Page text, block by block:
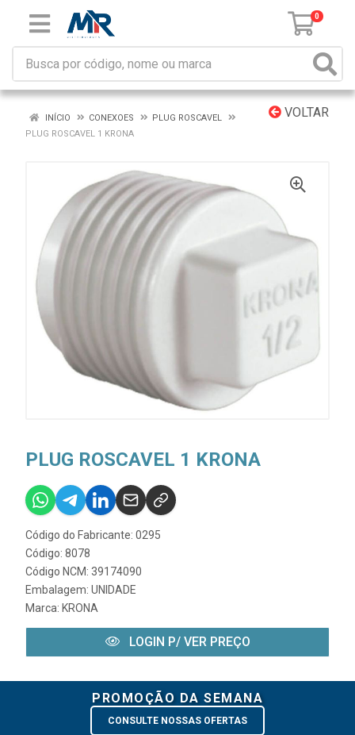
0
VOLTAR
INÍCIO CONEXOES
PLUG ROSCAVEL
PLUG ROSCAVEL 1 KRONA
PLUG ROSCAVEL 1 KRONA
Código do Fabricante: 0295
Código: 8078
Código NCM: 39174090
Embalagem: UNIDADE
Marca: KRONA
LOGIN P/ VER PREÇO
PROMOÇÃO DA SEMANA
CONSULTE NOSSAS OFERTAS